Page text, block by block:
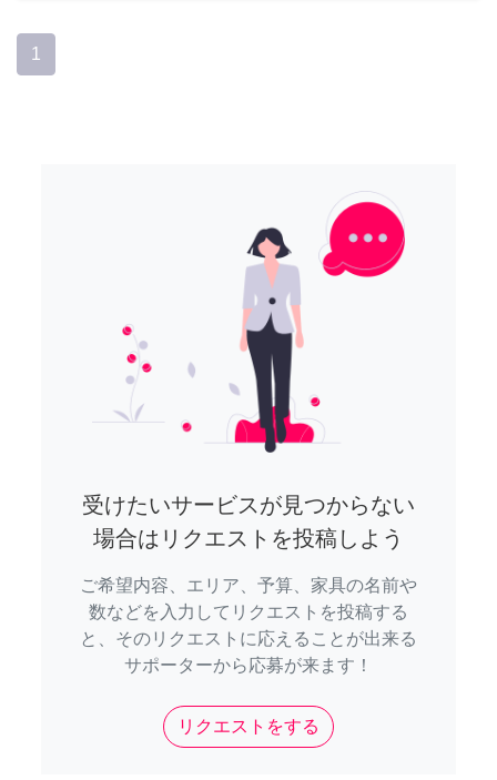
1
受けたいサービスが見つからない
場合はリクエストを投稿しよう
ご希望内容、エリア、予算、家具の名前や
数などを入力してリクエストを投稿する
と、そのリクエストに応えることが出来る
サポーターから応募が来ます！
リクエストをする